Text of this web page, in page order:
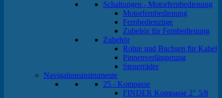
Schaltungen - Motorfernbedienung
Motorfernbedienung
Fernbedienzüge
Zubehör für Fernbedienung
Zubehör
Rohre und Buchsen für Kabel
Pinnenverlängerung
Steuerräder
Navigationsinstrumente
25 - Kompasse
FINDER Kompasse 2" 5/8